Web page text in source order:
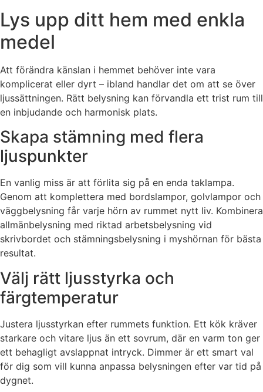
Lys upp ditt hem med enkla
medel
Att förändra känslan i hemmet behöver inte vara
komplicerat eller dyrt – ibland handlar det om att se över
ljussättningen. Rätt belysning kan förvandla ett trist rum till
en inbjudande och harmonisk plats.
Skapa stämning med flera
ljuspunkter
En vanlig miss är att förlita sig på en enda taklampa.
Genom att komplettera med bordslampor, golvlampor och
väggbelysning får varje hörn av rummet nytt liv. Kombinera
allmänbelysning med riktad arbetsbelysning vid
skrivbordet och stämningsbelysning i myshörnan för bästa
resultat.
Välj rätt ljusstyrka och
färgtemperatur
Justera ljusstyrkan efter rummets funktion. Ett kök kräver
starkare och vitare ljus än ett sovrum, där en varm ton ger
ett behagligt avslappnat intryck. Dimmer är ett smart val
för dig som vill kunna anpassa belysningen efter var tid på
dygnet.